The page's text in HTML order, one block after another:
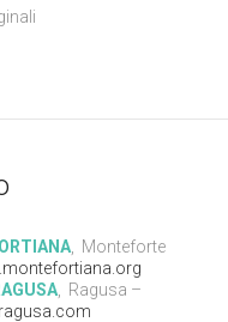
, Monteforte
, Ragusa –